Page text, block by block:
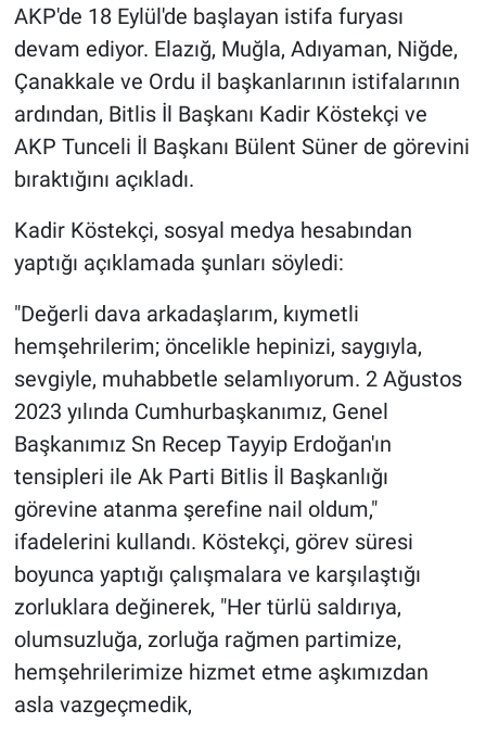
AKP'de 18 Eylül'de başlayan istifa furyası
devam ediyor. Elazığ, Muğla, Adıyaman, Niğde,
Çanakkale ve Ordu il başkanlarının istifalarının
ardından, Bitlis İl Başkanı Kadir Köstekçi ve
AKP Tunceli İl Başkanı Bülent Süner de görevini
bıraktığını açıkladı.
Kadir Köstekçi, sosyal medya hesabından
yaptığı açıklamada şunları söyledi:
"Değerli dava arkadaşlarım, kıymetli
hemşehrilerim; öncelikle hepinizi, saygıyla,
sevgiyle, muhabbetle selamlıyorum. 2 Ağustos
2023 yılında Cumhurbaşkanımız, Genel
Başkanımız Sn Recep Tayyip Erdoğan'ın
tensipleri ile Ak Parti Bitlis İl Başkanlığı
görevine atanma şerefine nail oldum,"
ifadelerini kullandı. Köstekçi, görev süresi
boyunca yaptığı çalışmalara ve karşılaştığı
zorluklara değinerek, "Her türlü saldırıya,
olumsuzluğa, zorluğa rağmen partimize,
hemşehrilerimize hizmet etme aşkımızdan
asla vazgeçmedik,
Gün Ortası
Gündem Özel
Günün görüntüsü
Haber
İlan
Koronavirüs
Kültür Sanat
Ne demişti
Nedir
Popüler
Programlar
Sağlık